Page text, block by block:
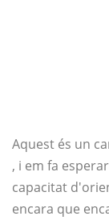
Aquest és un
, i em fa
capacitat
encara que